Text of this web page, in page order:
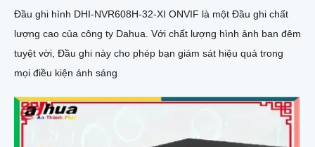
Đầu ghi hình DHI-NVR608H-32-XI ONVIF là một Đầu ghi chất
lượng cao của công ty Dahua. Với chất lượng hình ảnh ban đêm
tuyệt vời, Đầu ghi này cho phép bạn giám sát hiệu quả trong
mọi điều kiện ánh sáng